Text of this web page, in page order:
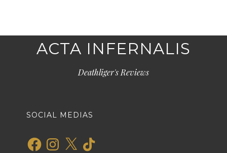
ACTA INFERNALIS
Deathliger's Reviews
SOCIAL MEDIAS
FacebookInstagram
X TikTok